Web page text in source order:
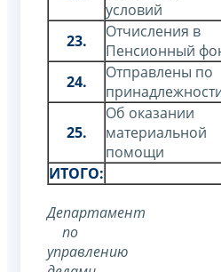
условий
23.
Отчисления в
Пенсионный
24.
Отправлены по
25.
Об оказании
материальной
помощи
ИТОГО:
Департамент
по
управлению